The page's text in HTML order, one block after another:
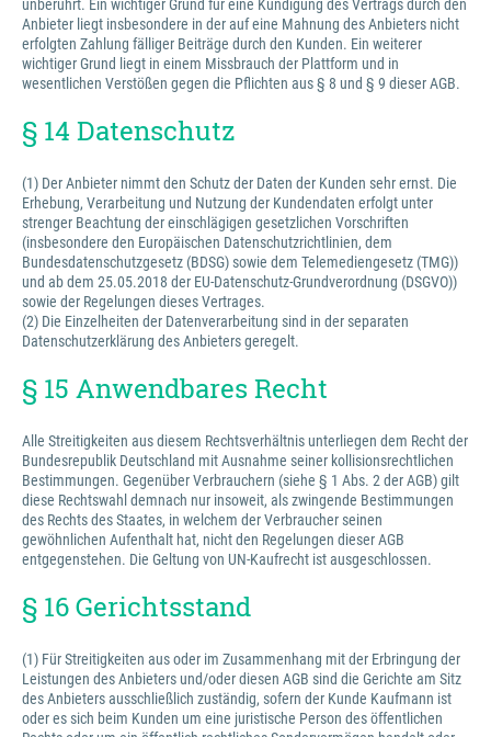
unberührt. Ein wichtiger Grund für eine Kündigung des Vertrags durch den
Anbieter liegt insbesondere in der auf eine Mahnung des Anbieters nicht
erfolgten Zahlung fälliger Beiträge durch den Kunden. Ein weiterer
wichtiger Grund liegt in einem Missbrauch der Plattform und in
wesentlichen Verstößen gegen die Pflichten aus § 8 und § 9 dieser AGB.
§ 14 Datenschutz
(1) Der Anbieter nimmt den Schutz der Daten der Kunden sehr ernst. Die
Erhebung, Verarbeitung und Nutzung der Kundendaten erfolgt unter
strenger Beachtung der einschlägigen gesetzlichen Vorschriften
(insbesondere den Europäischen Datenschutzrichtlinien, dem
Bundesdatenschutzgesetz (BDSG) sowie dem Telemediengesetz (TMG))
und ab dem 25.05.2018 der EU-Datenschutz-Grundverordnung (DSGVO))
sowie der Regelungen dieses Vertrages.
(2) Die Einzelheiten der Datenverarbeitung sind in der separaten
Datenschutzerklärung des Anbieters geregelt.
§ 15 Anwendbares Recht
Alle Streitigkeiten aus diesem Rechtsverhältnis unterliegen dem Recht der
Bundesrepublik Deutschland mit Ausnahme seiner kollisionsrechtlichen
Bestimmungen. Gegenüber Verbrauchern (siehe § 1 Abs. 2 der AGB) gilt
diese Rechtswahl demnach nur insoweit, als zwingende Bestimmungen
des Rechts des Staates, in welchem der Verbraucher seinen
gewöhnlichen Aufenthalt hat, nicht den Regelungen dieser AGB
entgegenstehen. Die Geltung von UN-Kaufrecht ist ausgeschlossen.
§ 16 Gerichtsstand
(1) Für Streitigkeiten aus oder im Zusammenhang mit der Erbringung der
Leistungen des Anbieters und/oder diesen AGB sind die Gerichte am Sitz
des Anbieters ausschließlich zuständig, sofern der Kunde Kaufmann ist
oder es sich beim Kunden um eine juristische Person des öffentlichen